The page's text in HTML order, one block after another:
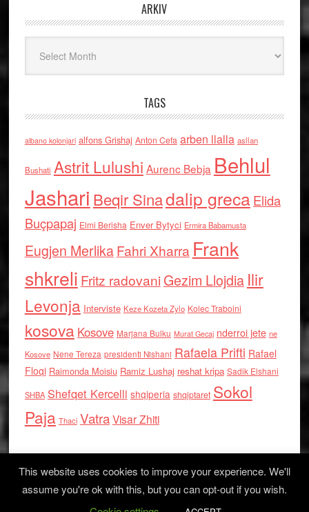
ARKIV
TAGS
albano kolonjari alfons Grishaj Anton Cefa arben llalla asllan
Bushati Astrit Lulushi Aurenc Bebja Behlul
Jashari Beqir Sinadalip grecaElida
Buçpapaj Elmi Berisha Enver Bytyci Ermira Babamusta
Eugjen MerlikaFahri Xharra Frank
shkreli Fritz radovaniGezim Llojdia Ilir
Levonja Interviste Keze Kozeta Zylo Kolec Traboini
kosova Kosove Marjana Bulku Murat Gecaj nderroi jete ne
Kosove Nene Tereza presidenti Nishani Rafaela Prifti Rafael
Floqi Raimonda Moisiu Ramiz Lushaj reshat kripa Sadik Elshani
SHBA Shefqet Kercelli shqiperia shqiptaret Sokol
Paja Thaci VatraVisar Zhiti
This website uses cookies to improve your experience. We'll
assume you're ok with this, but you can opt-out if you wish.